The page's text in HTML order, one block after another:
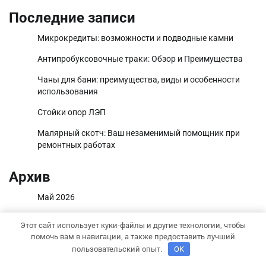
Последние записи
Микрокредиты: возможности и подводные камни
Антипробуксовочные траки: Обзор и Преимущества
Чаны для бани: преимущества, виды и особенности
использования
Стойки опор ЛЭП
Малярный скотч: Ваш незаменимый помощник при
ремонтных работах
Архив
Май 2026
Март 2025
Этот сайт использует куки-файлы и другие технологии, чтобы
помочь вам в навигации, а также предоставить лучший
пользовательский опыт.
OK